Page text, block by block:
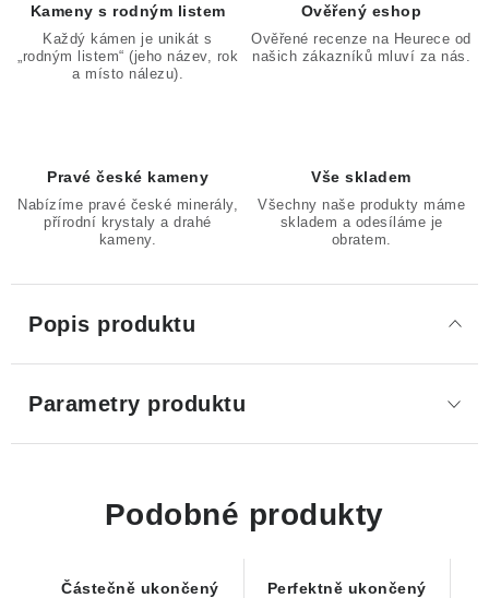
Kameny s rodným listem
Každý kámen je unikát s
„rodným listem“ (jeho název, rok
a místo nálezu).
Ověřený eshop
Ověřené recenze na Heurece od
našich zákazníků mluví za nás.
Pravé české kameny
Nabízíme pravé české minerály,
přírodní krystaly a drahé
kameny.
Vše skladem
Všechny naše produkty máme
skladem a odesíláme je
obratem.
Popis produktu
Parametry produktu
Podobné produkty
Částečně ukončený
Perfektně ukončený